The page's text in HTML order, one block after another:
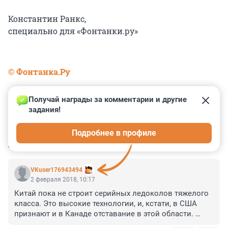
Константин Ранкс,
специально для «Фонтанки.ру»
© Фонтанка.Ру
КОММЕНТАРИИ 10
VKuser176943494
Получай награды за комментарии и другие
задания!
Подробнее в профиле
2 февраля 2018, 10:17
Китай пока не строит серийных ледоколов тяжелого
класса. Это высокие технологии, и, кстати, в США
признают и в Канаде отставание в этой области.